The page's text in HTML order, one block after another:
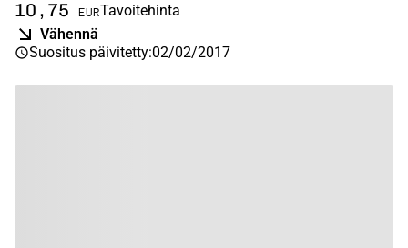
10,75 EURTavoitehinta
Vähennä
Suositus päivitetty:02/02/2017